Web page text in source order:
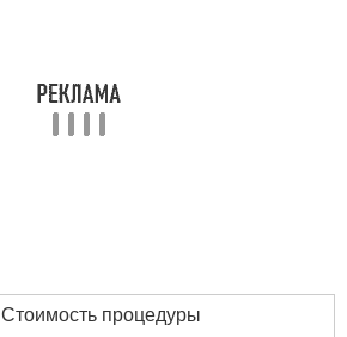
Стоимость процедуры